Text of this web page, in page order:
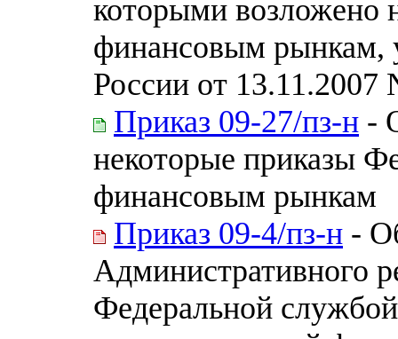
которыми возложено
финансовым рынкам,
России от 13.11.2007
Приказ 09-27/пз-н -
некоторые приказы
финансовым рынкам
Приказ 09-4/пз-н -
Административного
Федеральной